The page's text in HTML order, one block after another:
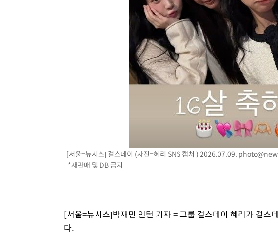
[서울=뉴시스] 걸스데이 (사진=혜리 SNS 캡처 ) 2026.07.09.
*재판매 및 DB 금지
[서울=뉴시스]박재민 인턴 기자 = 그룹 걸스데이 혜리가 걸스
다.